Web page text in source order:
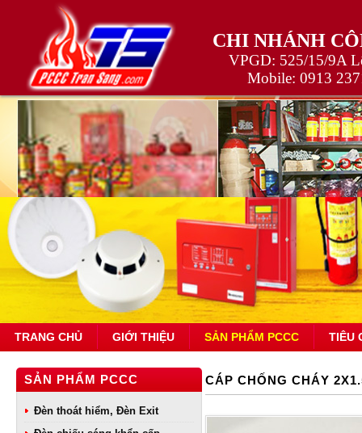
CHI NHÁNH
VPGD: 525/15/9A
Mobile: 0913
TRANG CHỦ GIỚI THIỆU SẢN PHẨM PCCC TIÊU
SẢN PHẨM PCCC
Đèn thoát hiểm, Đèn Exit
CÁP CHỐNG CHÁY